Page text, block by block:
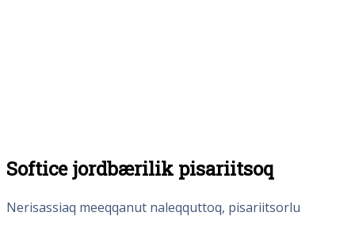
Softice jordbærilik pisariitsoq
Nerisassiaq meeqqanut naleqquttoq, pisariitsorlu